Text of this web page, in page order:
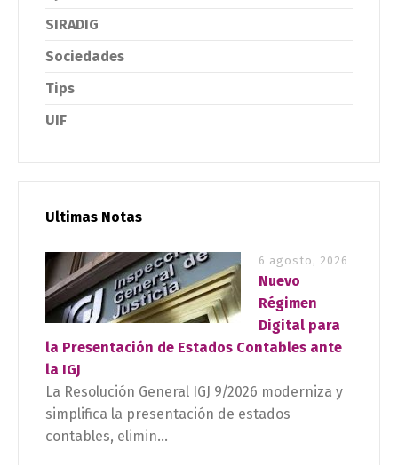
SIRADIG
Sociedades
Tips
UIF
Ultimas Notas
6 agosto, 2026
Nuevo
Régimen
Digital para
la Presentación de Estados Contables ante
la IGJ
La Resolución General IGJ 9/2026 moderniza y
simplifica la presentación de estados
contables, elimin...